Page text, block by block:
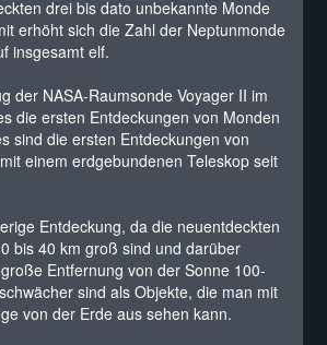
drei bis dato unbekannte Monde
erhöht sich die Zahl der Neptunmonde
insgesamt elf.
der NASA-Raumsonde Voyager II im
die ersten Entdeckungen von Monden
sind die ersten Entdeckungen von
einem erdgebundenen Teleskop seit
Entdeckung, da die neuentdeckten
bis 40 km groß sind und darüber
Entfernung von der Sonne 100-
sind als Objekte, die man mit
von der Erde aus sehen kann.